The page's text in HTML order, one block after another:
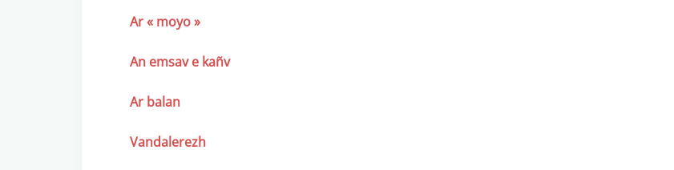
Ar « moyo »
An emsav e kañv
Ar balan
Vandalerezh